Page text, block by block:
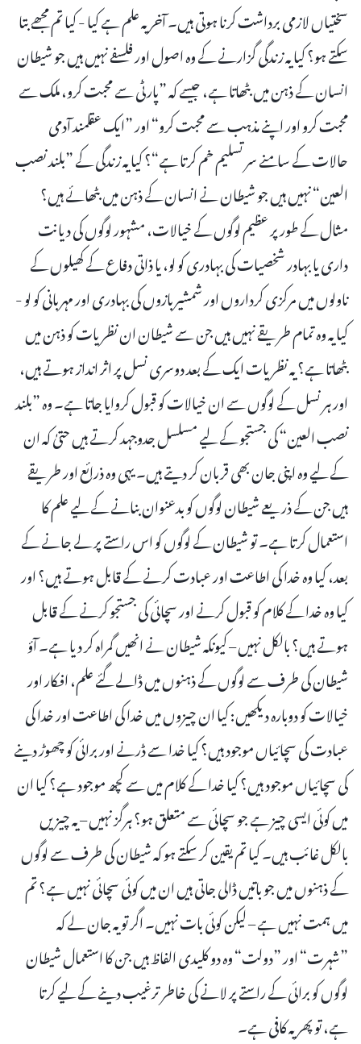
سختیاں لازمی برداشت کرنا ہوتی ہیں۔ آخر یہ علم ہے کیا - کیا تم مجھے بتا
سکتے ہو؟ کیا یہ زندگی گزارنے کے وہ اصول اور فلسفے نہیں ہیں جو شیطان
انسان کے ذہن میں بٹھاتا ہے، جیسے کہ ”پارٹی سے محبت کرو، ملک سے
محبت کرو اور اپنے مذہب سے محبت کرو“ اور ”ایک عقلمند آدمی
حالات کے سامنے سر تسلیم خم کرتا ہے“؟ کیا یہ زندگی کے ”بلند نصب
العین“ نہیں ہیں جو شیطان نے انسان کے ذہن میں بٹھائے ہیں؟
مثال کے طور پر عظیم لوگوں کے خیالات، مشہور لوگوں کی دیانت
داری یا بہادر شخصیات کی بہادری کو لو، یا ذاتی دفاع کے کھیلوں کے
ناولوں میں مرکزی کرداروں اور شمشیربازوں کی بہادری اور مہربانی کو لو -
کیا یہ وہ تمام طریقے نہیں ہیں جن سے شیطان ان نظریات کو ذہن میں
بٹھاتا ہے؟ یہ نظریات ایک کے بعد دوسری نسل پر اثر انداز ہوتے ہیں،
اور ہر نسل کے لوگوں سے ان خیالات کو قبول کروایا جاتا ہے۔ وہ ”بلند
نصب العین“ کی جستجو کے لیے مسلسل جدوجہد کرتے ہیں حتیٰ کہ ان
کے لیے وہ اپنی جان بھی قربان کر دیتے ہیں۔ یہی وہ ذرائع اور طریقے
ہیں جن کے ذریعے شیطان لوگوں کو بدعنوان بنانے کے لیے علم کا
استعمال کرتا ہے۔ تو شیطان کے لوگوں کو اس راستے پر لے جانے کے
بعد، کیا وہ خدا کی اطاعت اور عبادت کرنے کے قابل ہوتے ہیں؟ اور
کیا وہ خدا کے کلام کو قبول کرنے اور سچائی کی جستجو کرنے کے قابل
ہوتے ہیں؟ بالکل نہیں – کیونکہ شیطان نے انھیں گمراہ کر دیا ہے۔ آؤ
شیطان کی طرف سے لوگوں کے ذہنوں میں ڈالے گئے علم، افکار اور
خیالات کو دوبارہ دیکھیں: کیا ان چیزوں میں خدا کی اطاعت اور خدا کی
عبادت کی سچائیاں موجود ہیں؟ کیا خدا سے ڈرنے اور برائی کو چھوڑ دینے
کی سچائیاں موجود ہیں؟ کیا خدا کے کلام میں سے کچھ موجود ہے؟ کیا ان
میں کوئی ایسی چیز ہے جو سچائی سے متعلق ہو؟ ہرگز نہیں – یہ چیزیں
بالکل غائب ہیں۔ کیا تم یقین کر سکتے ہو کہ شیطان کی طرف سے لوگوں
کے ذہنوں میں جو باتیں ڈالی جاتی ہیں ان میں کوئی سچائی نہیں ہے؟ تم
میں ہمت نہیں ہے – لیکن کوئی بات نہیں۔ اگر تو یہ جان لے کہ
”شہرت“ اور ”دولت“ وہ دو کلیدی الفاظ ہیں جن کا استعمال شیطان
لوگوں کو برائی کے راستے پر لانے کی خاطر ترغیب دینے کے لیے کرتا
ہے، تو پھر یہ کافی ہے۔